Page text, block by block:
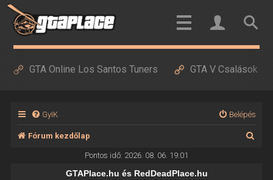
GTA Online Los Santos Tuners GTA V Csalások
GyIK Belépés
Fórum kezdőlap
Pontos idő: 2026. 08. 06. 19:01
GTAPlace.hu és RedDeadPlace.hu